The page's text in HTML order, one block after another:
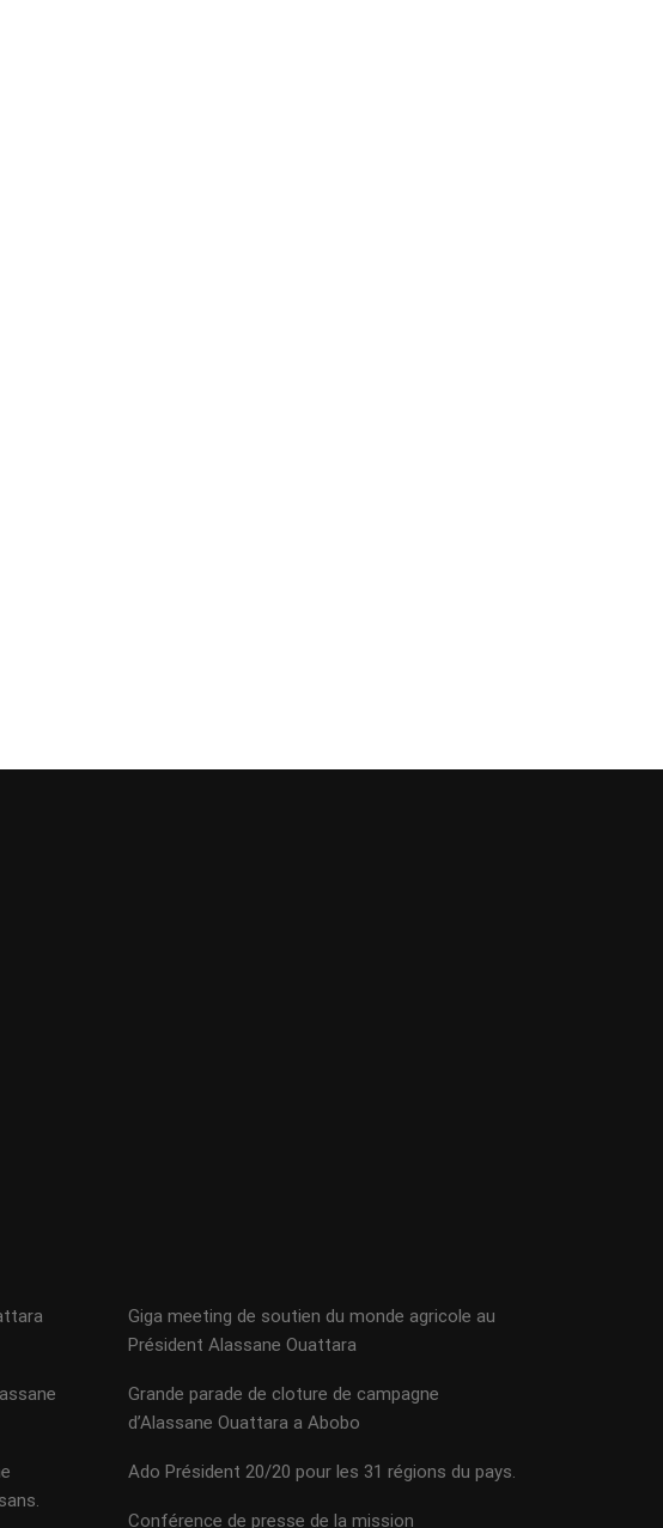
Giga meeting de soutien du monde agricole au
Président Alassane Ouattara
Grande parade de cloture de campagne
d’Alassane Ouattara a Abobo
Ado Président 20/20 pour les 31 régions du pays.
Conférence de presse de la mission